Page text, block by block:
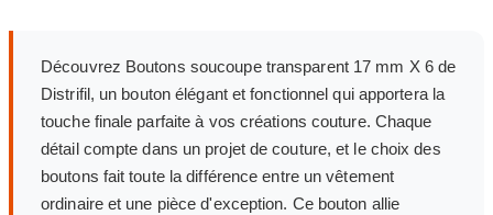
Découvrez Boutons soucoupe transparent 17 mm X 6 de
Distrifil, un bouton élégant et fonctionnel qui apportera la
touche finale parfaite à vos créations couture. Chaque
détail compte dans un projet de couture, et le choix des
boutons fait toute la différence entre un vêtement
ordinaire et une pièce d'exception. Ce bouton allie